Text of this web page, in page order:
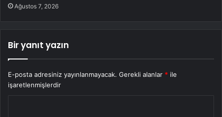
Ağustos 7, 2026
Bir yanıt yazın
E-posta adresiniz yayınlanmayacak. Gerekli alanlar * ile
işaretlenmişlerdir